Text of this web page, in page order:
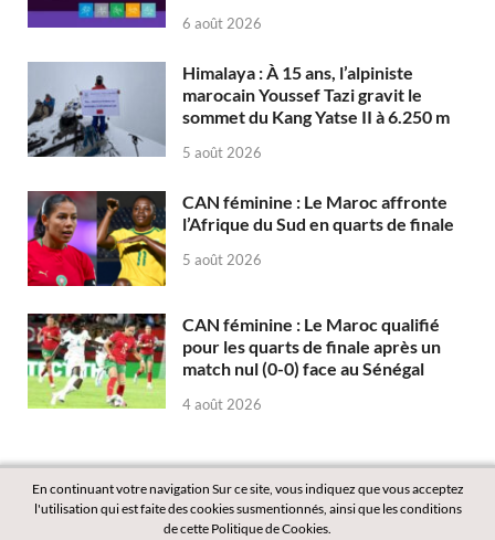
6 août 2026
Himalaya : À 15 ans, l’alpiniste
marocain Youssef Tazi gravit le
sommet du Kang Yatse II à 6.250 m
5 août 2026
CAN féminine : Le Maroc affronte
l’Afrique du Sud en quarts de finale
5 août 2026
CAN féminine : Le Maroc qualifié
pour les quarts de finale après un
match nul (0-0) face au Sénégal
4 août 2026
En continuant votre navigation Sur ce site, vous indiquez que vous acceptez
l'utilisation qui est faite des cookies susmentionnés, ainsi que les conditions
de cette Politique de Cookies.